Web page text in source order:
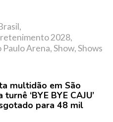
,
2028,
Paulo Arena,Show,Shows
multidão em São
‘BYE BYE CAJU’
para 48 mil